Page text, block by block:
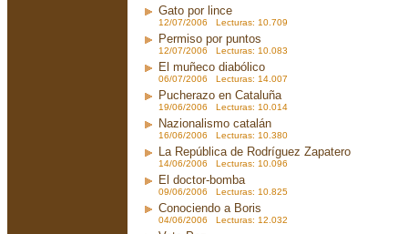
Gato por lince
12/07/2006 Lecturas: 10.709
Permiso por puntos
12/07/2006 Lecturas: 10.083
El muñeco diabólico
06/07/2006 Lecturas: 14.007
Pucherazo en Cataluña
19/06/2006 Lecturas: 10.014
Nazionalismo catalán
16/06/2006 Lecturas: 10.380
La República de Rodríguez Zapatero
14/06/2006 Lecturas: 10.096
El doctor-bomba
09/06/2006 Lecturas: 10.825
Conociendo a Boris
04/06/2006 Lecturas: 12.032